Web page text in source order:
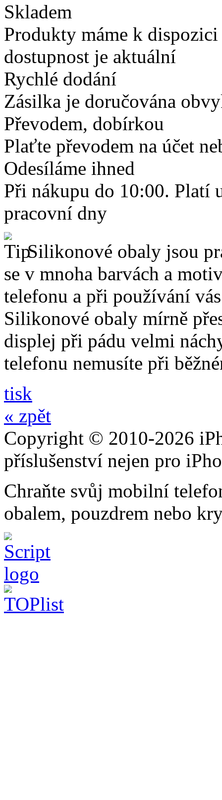
Skladem
Produkty máme k
dostupnost je aktuální
Rychlé dodání
Zásilka je doručována
Převodem, dobírkou
Plaťte převodem na účet
Odesíláme ihned
Při nákupu do 10:00. Platí
pracovní dny
Silikonové obaly jsou
se v mnoha barvách a
telefonu a při používání
Silikonové obaly mírně
displej při pádu velmi
telefonu nemusíte při
tisk
« zpět
Copyright © 2010-2026
příslušenství nejen pro
Chraňte svůj mobilní
obalem, pouzdrem nebo